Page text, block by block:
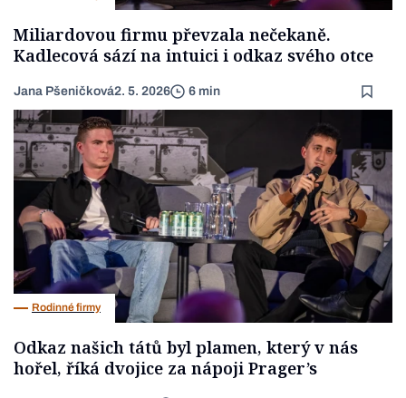
Miliardovou firmu převzala nečekaně.
Kadlecová sází na intuici i odkaz svého otce
Jana Pšeničková2. 5. 2026 6 min
Rodinné firmy
Odkaz našich tátů byl plamen, který v nás
hořel, říká dvojice za nápoji Prager’s